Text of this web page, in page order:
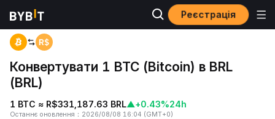
Реєстрація
Головна
Конвертувати 1 BTC (Bitcoin) в BRL
(BRL)
1 BTC ≈ R$331,187.63 BRL▲+0.43%24h
Останнє оновлення ： 2026/08/08 16:04 (GMT+0)